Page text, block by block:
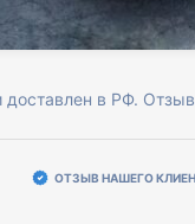
доставлен в РФ.
ОТЗЫВ НАШЕГО